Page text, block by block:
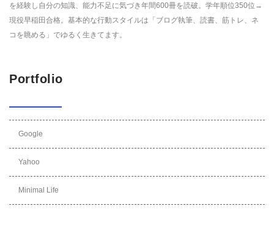
を経験し自分の知識、能力不足に気づき年間600冊を読破。学年順位350位→
現役早稲田合格。基本的な行動スタイルは「ブログ執筆、読書、筋トレ、ネ
コを眺める」でゆるく生きてます。
Portfolio
Google
Yahoo
Minimal Life